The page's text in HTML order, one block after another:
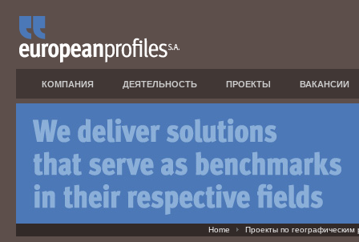
КОМПАНИЯ ДЕЯТЕЛЬНОСТЬ ПРОЕКТЫ ВАКАНСИИ
Home Проекты по географическим